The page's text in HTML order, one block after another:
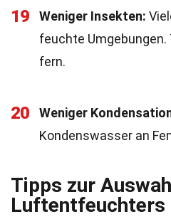
19 Weniger Insekten:
feuchte
fern.
20 Weniger
Kondenswasser an
Tipps zur
Luftentfeuchters